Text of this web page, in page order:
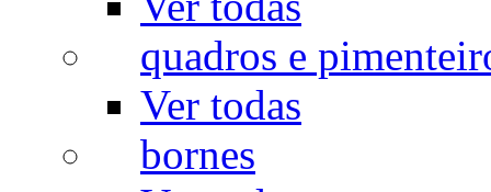
quadros e
Ver todas
bornes